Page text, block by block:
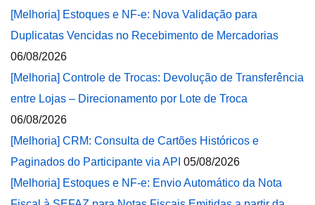
[Melhoria] Estoques e NF-e: Nova Validação para
Duplicatas Vencidas no Recebimento de Mercadorias
06/08/2026
[Melhoria] Controle de Trocas: Devolução de Transferência
entre Lojas – Direcionamento por Lote de Troca
06/08/2026
[Melhoria] CRM: Consulta de Cartões Históricos e
Paginados do Participante via API 05/08/2026
[Melhoria] Estoques e NF-e: Envio Automático da Nota